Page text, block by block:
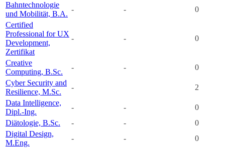
Bahntechnologie
und Mobilität, B.A.
- -
0
Certified
Professional for UX
Development,
Zertifikat
- - 0
Creative
Computing, B.Sc.
- -
0
Cyber Security and
Resilience, M.Sc.
-
2
Data Intelligence,
Dipl.-Ing.
- -
0
Diätologie, B.Sc.
- -
0
Digital Design,
M.Eng.
- -
0